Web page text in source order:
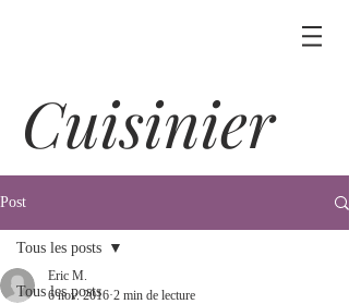
Cuisinier
Post
Tous les posts
Tous les posts
Eric M.
6 nov. 2016 2 min de lecture